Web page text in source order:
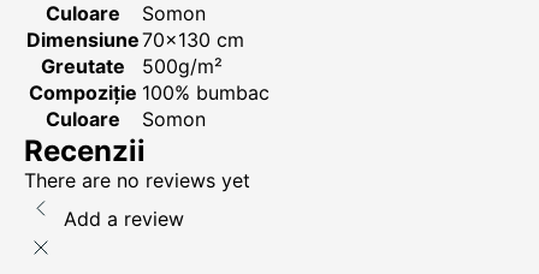
Culoare
Somon
Dimensiune70x130 cm
Greutate
500g/m²
Compoziție 100% bumbac
Culoare
Somon
Recenzii
There are no reviews yet
Add a review